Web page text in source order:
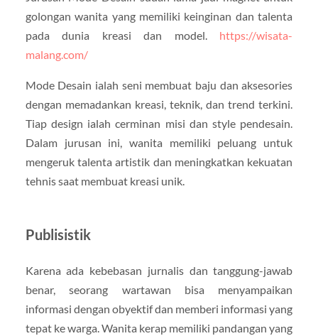
golongan wanita yang memiliki keinginan dan talenta
pada dunia kreasi dan model. https://wisata-
malang.com/
Mode Desain ialah seni membuat baju dan aksesories
dengan memadankan kreasi, teknik, dan trend terkini.
Tiap design ialah cerminan misi dan style pendesain.
Dalam jurusan ini, wanita memiliki peluang untuk
mengeruk talenta artistik dan meningkatkan kekuatan
tehnis saat membuat kreasi unik.
Publisistik
Karena ada kebebasan jurnalis dan tanggung-jawab
benar, seorang wartawan bisa menyampaikan
informasi dengan obyektif dan memberi informasi yang
tepat ke warga. Wanita kerap memiliki pandangan yang